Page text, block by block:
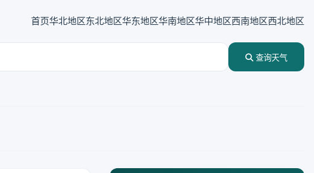
首页华北地区东北地区华东地区华南地区华中地区西南地区西北地区
查询天气